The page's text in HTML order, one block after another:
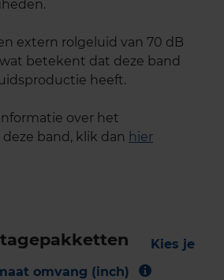
extern rolgeluid van 70 dB
betekent dat deze band
heeft.
over het
band, klik dan hier
Kies je
omvang (inch)